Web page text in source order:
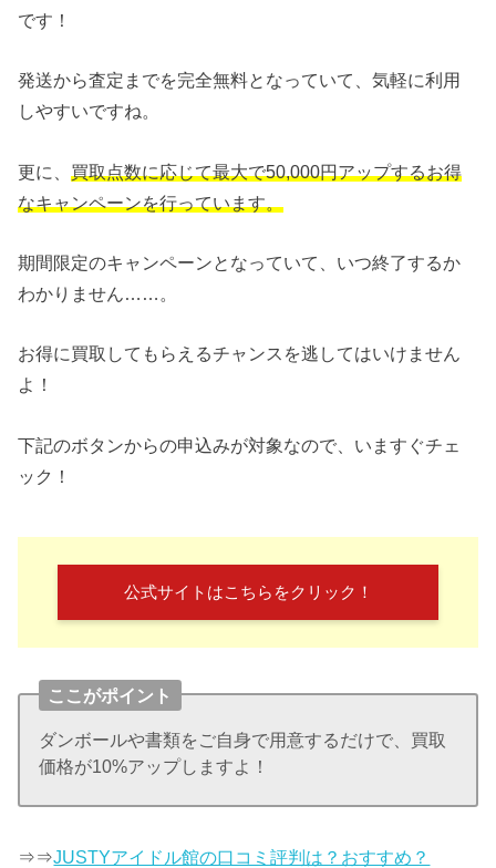
です！
発送から査定までを完全無料となっていて、気軽に利用
しやすいですね。
更に、買取点数に応じて最大で50,000円アップするお得
なキャンペーンを行っています。
期間限定のキャンペーンとなっていて、いつ終了するか
わかりません……。
お得に買取してもらえるチャンスを逃してはいけません
よ！
下記のボタンからの申込みが対象なので、いますぐチェ
ック！
公式サイトはこちらをクリック！
ここがポイント
ダンボールや書類をご自身で用意するだけで、買取
価格が10%アップしますよ！
⇒⇒JUSTYアイドル館の口コミ評判は？おすすめ？